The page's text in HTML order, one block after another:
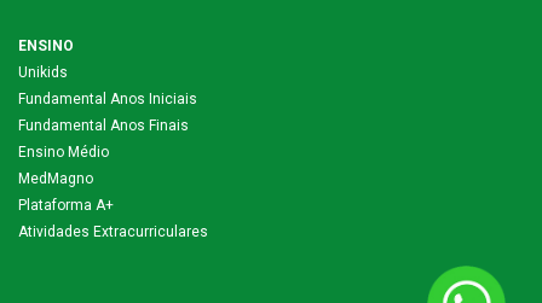
ENSINO
Unikids
Fundamental Anos Iniciais
Fundamental Anos Finais
Ensino Médio
MedMagno
Plataforma A+
Atividades Extracurriculares